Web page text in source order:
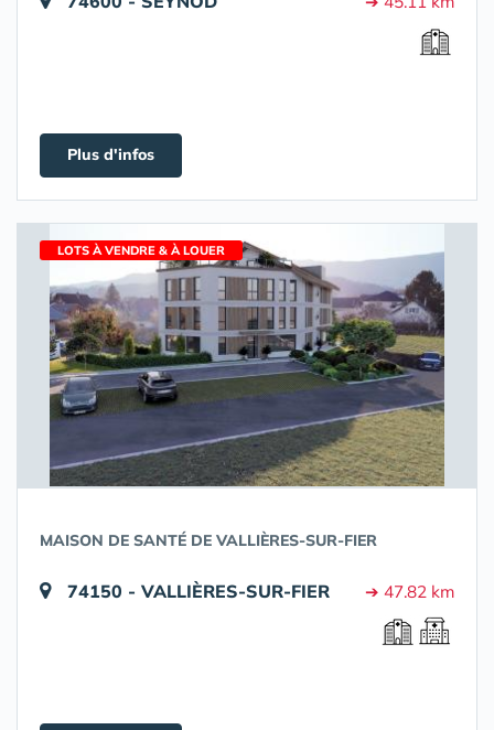
Plus d'infos
LOTS À VENDRE & À LOUER
MAISON DE SANTÉ DE VALLIÈRES-SUR-FIER
74150 - VALLIÈRES-SUR-FIER ➔ 47.82 km